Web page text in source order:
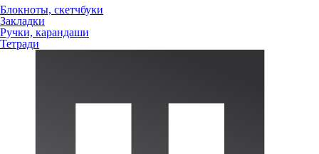
Блокноты, скетчбуки
Закладки
Ручки, карандаши
Тетради